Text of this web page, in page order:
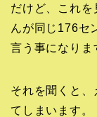
だけど、これを
んが同じ176セ
言う事になりま
それを聞くと、
てしまいます。